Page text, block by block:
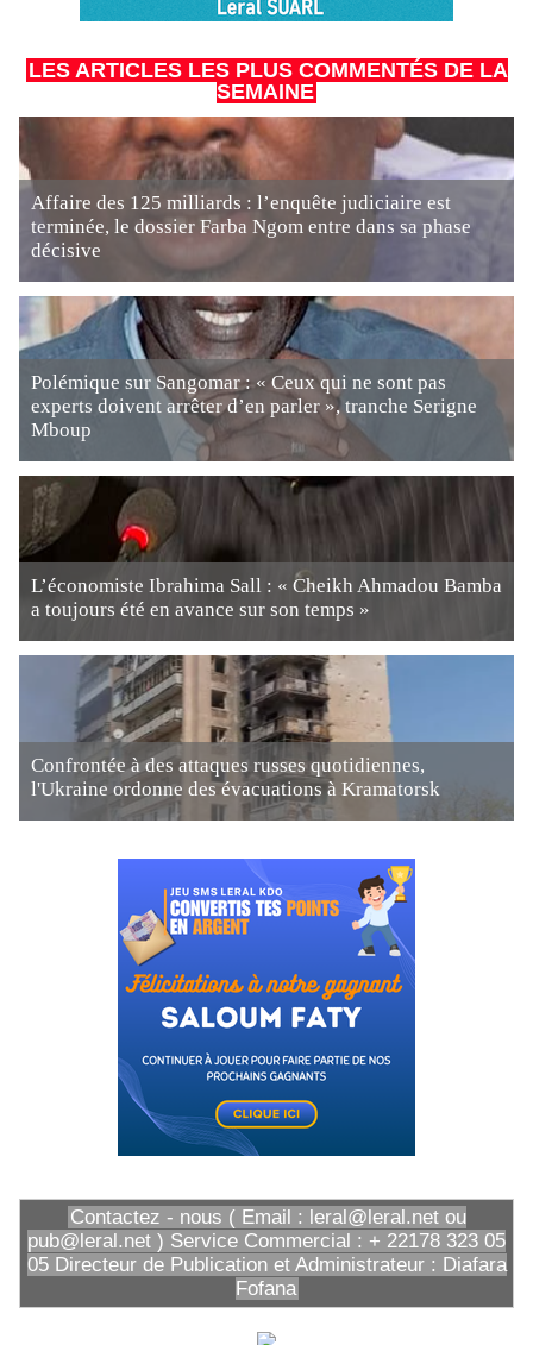
LES ARTICLES LES PLUS COMMENTÉS DE LA
SEMAINE
Affaire des 125 milliards : l’enquête judiciaire est
terminée, le dossier Farba Ngom entre dans sa phase
décisive
Polémique sur Sangomar : « Ceux qui ne sont pas
experts doivent arrêter d’en parler », tranche Serigne
Mboup
L’économiste Ibrahima Sall : « Cheikh Ahmadou Bamba
a toujours été en avance sur son temps »
Confrontée à des attaques russes quotidiennes,
l'Ukraine ordonne des évacuations à Kramatorsk
Contactez - nous ( Email : leral@leral.net ou
pub@leral.net ) Service Commercial : + 22178 323 05
05 Directeur de Publication et Administrateur : Diafara
Fofana